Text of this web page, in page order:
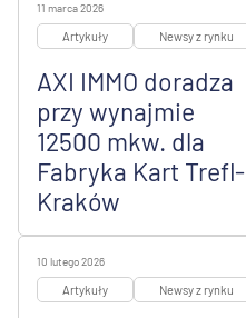
11 marca 2026
Artykuły Newsy z rynku
AXI IMMO doradza
przy wynajmie
12500 mkw. dla
Fabryka Kart Trefl-
Kraków
10 lutego 2026
Artykuły Newsy z rynku